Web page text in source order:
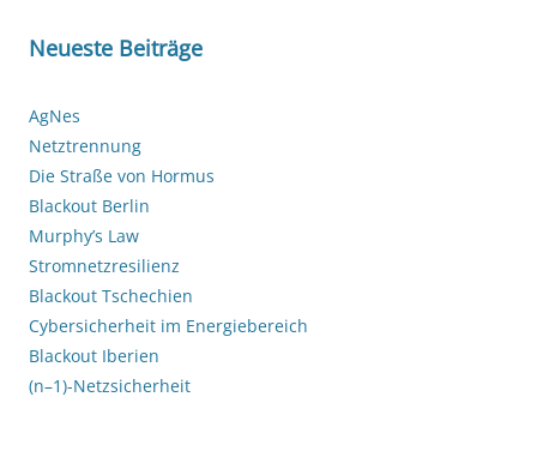
Neueste Beiträge
AgNes
Netztrennung
Die Straße von Hormus
Blackout Berlin
Murphy’s Law
Stromnetzresilienz
Blackout Tschechien
Cybersicherheit im Energiebereich
Blackout Iberien
(n–1)-Netzsicherheit